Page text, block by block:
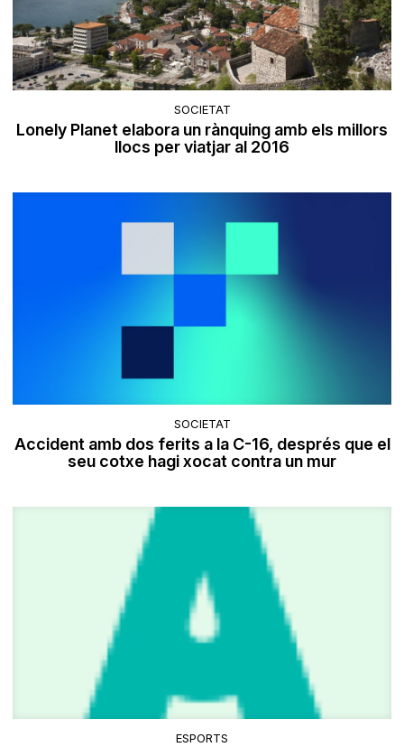
SOCIETAT
Lonely Planet elabora un rànquing amb els millors
llocs per viatjar al 2016
SOCIETAT
Accident amb dos ferits a la C-16, després que el
seu cotxe hagi xocat contra un mur
ESPORTS